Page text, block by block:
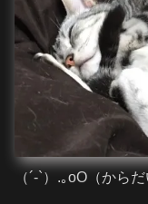
（´-`）.｡oO（から